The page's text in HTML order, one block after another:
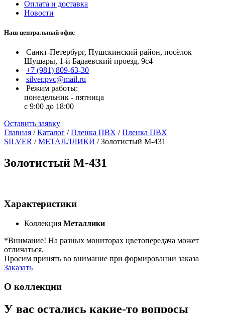
Оплата и доставка
Новости
Наш центральный офис
Санкт-Петербург, Пушскинский район, посёлок
Шушары, 1-й Бадаевский проезд, 9с4
+7 (981) 809-63-30
silver.pvc@mail.ru
Режим работы:
понедельник - пятница
с 9:00 до 18:00
Оставить заявку
Главная /Каталог /Пленка ПВХ /Пленка ПВХ
SILVER /МЕТАЛЛЛИКИ /Золотистый M-431
Золотистый M-431
Характеристики
Коллекция Металлики
*Внимание! На разных мониторах цветопередача может
отличаться.
Просим принять во внимание при формировании заказа
Заказать
О коллекции
У вас остались какие-то вопросы